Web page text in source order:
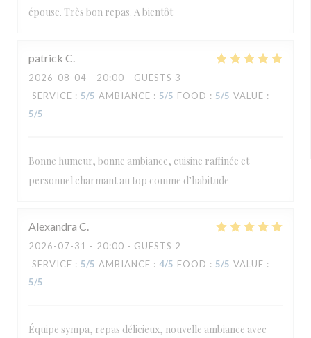
épouse. Très bon repas. A bientôt
patrick C
2026-08-04 - 20:00 - GUESTS 3
SERVICE : 5/5 AMBIANCE : 5/5 FOOD : 5/5 VALUE :
5/5
Bonne humeur, bonne ambiance, cuisine raffinée et
personnel charmant au top comme d’habitude
Alexandra C
2026-07-31 - 20:00 - GUESTS 2
SERVICE : 5/5 AMBIANCE : 4/5 FOOD : 5/5 VALUE :
5/5
Équipe sympa, repas délicieux, nouvelle ambiance avec